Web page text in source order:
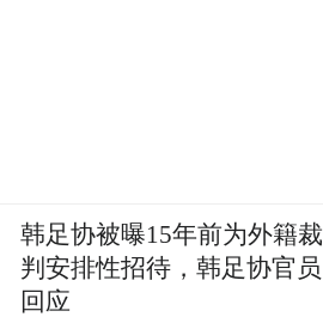
韩足协被曝15年前为外籍裁
判安排性招待，韩足协官员
回应